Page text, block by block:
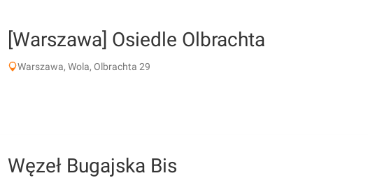
[Warszawa] Osiedle Olbrachta
Warszawa, Wola, Olbrachta 29
Węzeł Bugajska Bis